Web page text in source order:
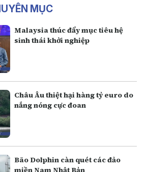
MỤC
Malaysia thúc đẩy mục tiêu hệ
sinh thái khởi nghiệp
Châu Âu thiệt hại hàng tỷ euro do
nắng nóng cực đoan
Bão Dolphin càn quét các đảo